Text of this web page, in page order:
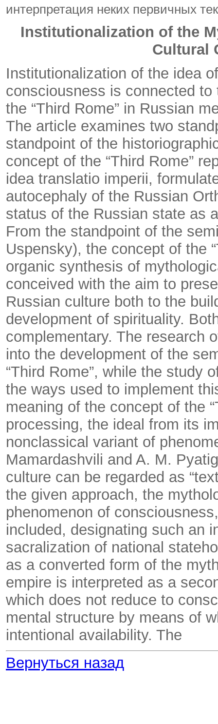
интерпретация неких первичных
Institutionalization of the
Cultural
Institutionalization of the idea
consciousness is connected
the “Third Rome” in Russian
The article examines two
standpoint of the
concept of the “Third Rome”
idea translatio imperii,
autocephaly of the Russian
status of the Russian state as
From the standpoint of the
Uspensky), the concept of the
organic synthesis of
conceived with the aim to
Russian culture both to the
development of spirituality.
complementary. The research
into the development of the
“Third Rome”, while the study
the ways used to implement
meaning of the concept of the
processing, the ideal from its
nonclassical variant of
Mamardashvili and A. M.
culture can be regarded as
the given approach, the
phenomenon of
included, designating such an
sacralization of national
as a converted form of the
empire is interpreted as a
which does not reduce to
mental structure by means of
intentional availability. The
Вернуться назад